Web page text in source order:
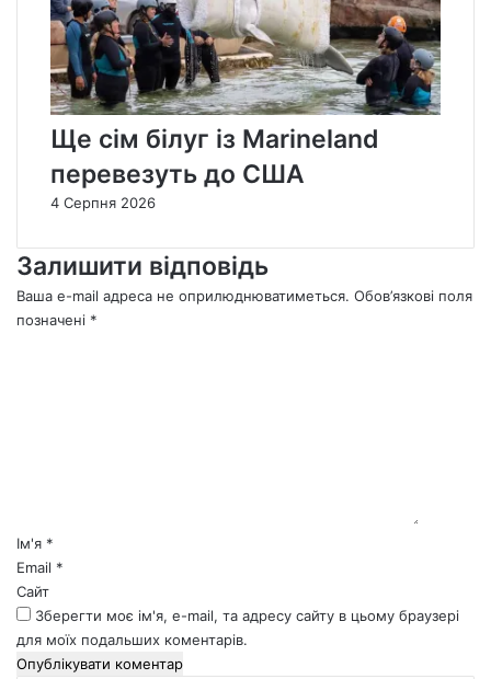
Ще сім білуг із Marineland
перевезуть до США
4 Серпня 2026
Залишити відповідь
Ваша e-mail адреса не оприлюднюватиметься. Обов’язкові поля
позначені *
*Ім'я *
Email *
Сайт
Зберегти моє ім'я, e-mail, та адресу сайту в цьому браузері
для моїх подальших коментарів.